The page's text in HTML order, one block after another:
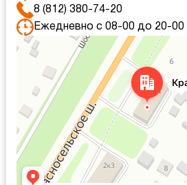
8 (812) 380-74-20
Ежедневно с 08-00 до 20-00
Санкт‑Петербург
Красносельское шоссе, 4 — Яндекс Карты